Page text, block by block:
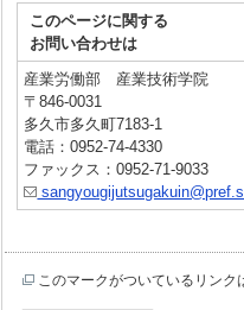
このページに関する
お問い合わせは
産業労働部 産業技術学院
〒846-0031
多久市多久町7183-1
電話：0952-74-4330
ファックス：0952-71-9033
このマークがついているリン